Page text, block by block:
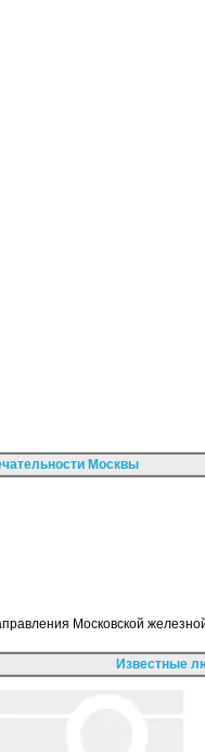
Москвы
Московской
Известные